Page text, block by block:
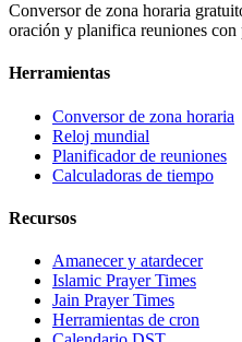
Conversor de zona horaria
oración y planifica reuniones
Herramientas
Conversor de zona horaria
Reloj mundial
Planificador de reuniones
Calculadoras de tiempo
Recursos
Amanecer y atardecer
Islamic Prayer Times
Jain Prayer Times
Herramientas de cron